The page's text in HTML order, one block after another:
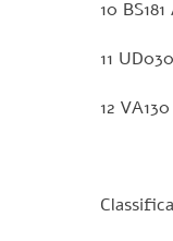
10
11
12